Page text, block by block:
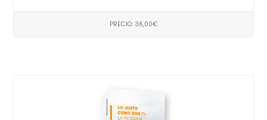
PRECIO: 36,00€